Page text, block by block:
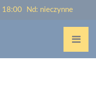
18:00 Nd: nieczynne